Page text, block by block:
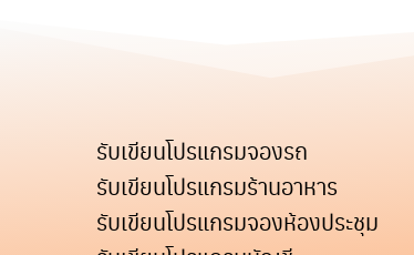
รับเขียนโปรแกรมจองรถ
รับเขียนโปรแกรมร้านอาหาร
รับเขียนโปรแกรมจองห้องประชุม